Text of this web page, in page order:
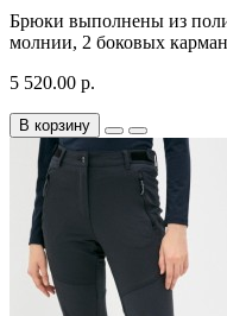
Брюки выполнены из
молнии, 2 боковых
5 520.00 р.
В корзину